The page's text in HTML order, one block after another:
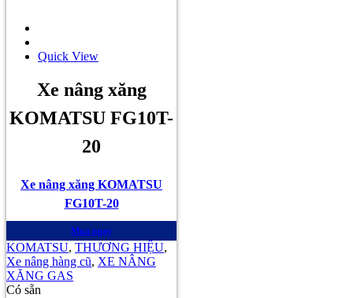
Quick View
Xe nâng xăng
KOMATSU FG10T-
20
Xe nâng xăng KOMATSU
FG10T-20
Mua ngay
KOMATSU, THƯƠNG HIỆU,
Xe nâng hàng cũ, XE NÂNG
XĂNG GAS
Có sẵn